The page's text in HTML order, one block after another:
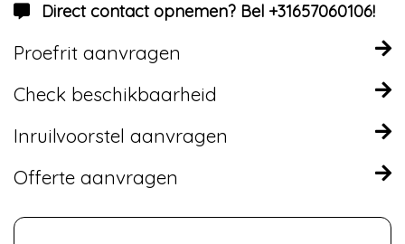
Direct contact opnemen? Bel +31657060106!
Proefrit aanvragen
Check beschikbaarheid
Inruilvoorstel aanvragen
Offerte aanvragen